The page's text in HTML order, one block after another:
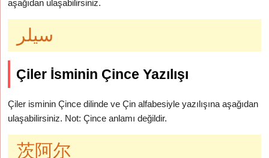
aşağıdan ulaşabilirsiniz.
سيلر
Çiler İsminin Çince Yazılışı
Çiler isminin Çince dilinde ve Çin alfabesiyle yazılışına aşağıdan
ulaşabilirsiniz. Not: Çince anlamı değildir.
茨阿尔